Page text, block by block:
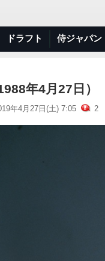
ドラフト 侍ジャパン
年4月27日）
年4月27日(土) 7:05 2